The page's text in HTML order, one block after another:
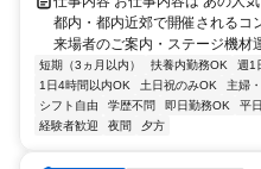
都内・都内近郊で開催されるコ
来場者のご案内・ステージ機材
短期（3ヵ月以内） 扶養内勤務OK 週1
1日4時間以内OK
土日祝のみOK 主婦
シフト自由
学歴不問 即日勤務OK 平
経験者歓迎
夜間 夕方